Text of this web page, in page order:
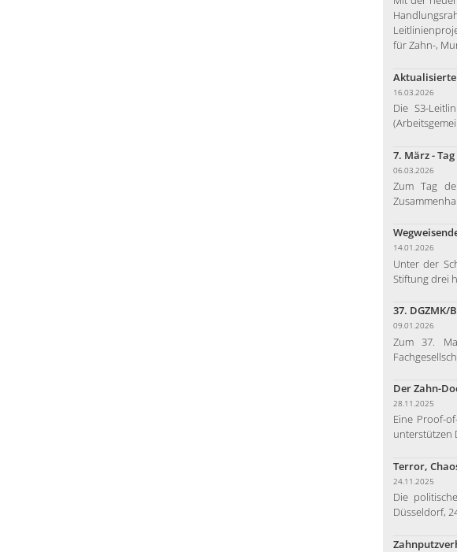
für Zahn-,
Aktualisierte
16.03.2026
Die S3-
7. März -
06.03.2026
Zum Tag
14.01.2026
Unter der
Stiftung drei
37. DGZMK/
09.01.2026
Zum 37.
Der Zahn-
28.11.2025
Eine Proof-
unterstützen
Terror,
24.11.2025
Die
Düsseldorf,